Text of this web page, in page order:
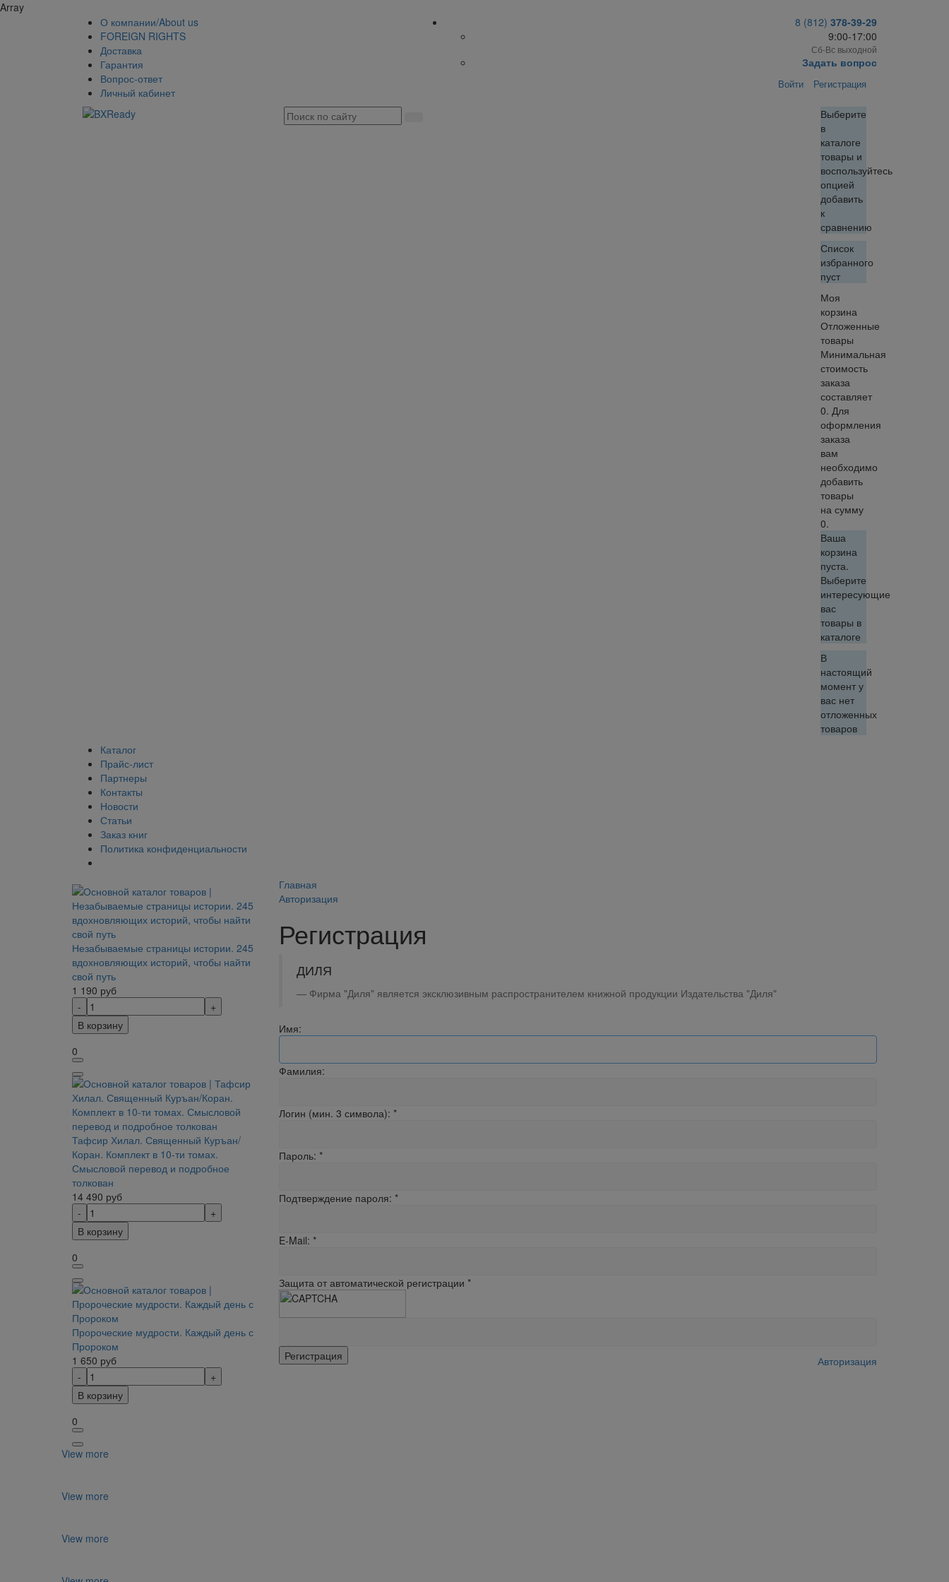
Array
О компании/About us
FOREIGN RIGHTS
Доставка
Гарантия
Вопрос-ответ
Личный кабинет
8 (812) 378-39-29
9:00-17:00
Сб-Вс выходной
Задать вопрос
Войти Регистрация
Выберите
в
каталоге
товары и
воспользуйтесь
опцией
добавить
к
сравнению
Список
избранного
пуст
Моя
корзина
Отложенные
товары
Минимальная
стоимость
заказа
составляет
0. Для
оформления
заказа
вам
необходимо
добавить
товары
на сумму
0.
Ваша
корзина
пуста.
Выберите
интересующие
вас
товары в
каталоге
В
настоящий
момент у
вас нет
отложенных
товаров
Каталог
Прайс-лист
Партнеры
Контакты
Новости
Статьи
Заказ книг
Политика конфиденциальности
Незабываемые страницы истории. 245
вдохновляющих историй, чтобы найти
свой путь
1 190 руб
В корзину
0
Тафсир Хилал. Священный Куръан/
Коран. Комплект в 10-ти томах.
Смысловой перевод и подробное
толкован
14 490 руб
В корзину
0
Пророческие мудрости. Каждый день с
Пророком
1 650 руб
В корзину
0
Главная
Авторизация
Регистрация
ДИЛЯ
Фирма "Диля" является эксклюзивным распространителем книжной продукции Издательства "Диля"
Имя:
Фамилия:
Логин (мин. 3 символа): *
Пароль: *
Подтверждение пароля: *
E-Mail: *
Защита от автоматической регистрации *
Авторизация
View more
View more
View more